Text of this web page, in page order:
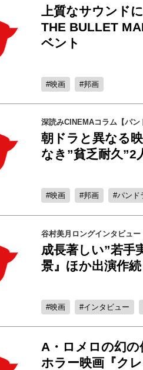
上質なサウンド
THE BULLET
ベント
映画 邦画
深読みCINEMAコラム【パ
朝ドラと異なる
なき”貧乏耐久”2
映画 邦画 パンド
谷村美月ロングインタビュー
成長著しい”若手
景』ほか出演作続
映画 インタビュー
A・ロメロの幻
ホラー映画『クレ